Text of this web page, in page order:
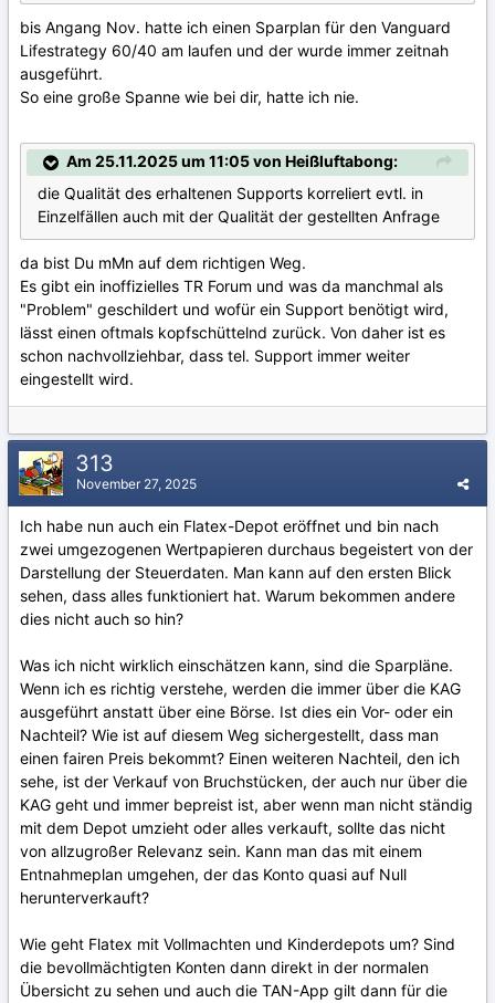
bis Angang Nov. hatte ich einen Sparplan für den Vanguard
Lifestrategy 60/40 am laufen und der wurde immer zeitnah
ausgeführt.
So eine große Spanne wie bei dir, hatte ich nie.
Am 25.11.2025 um 11:05 von Heißluftabong:
die Qualität des erhaltenen Supports korreliert evtl. in
Einzelfällen auch mit der Qualität der gestellten Anfrage
da bist Du mMn auf dem richtigen Weg.
Es gibt ein inoffizielles TR Forum und was da manchmal als
"Problem" geschildert und wofür ein Support benötigt wird,
lässt einen oftmals kopfschüttelnd zurück. Von daher ist es
schon nachvollziehbar, dass tel. Support immer weiter
eingestellt wird.
313
November 27, 2025
Ich habe nun auch ein Flatex-Depot eröffnet und bin nach
zwei umgezogenen Wertpapieren durchaus begeistert von der
Darstellung der Steuerdaten. Man kann auf den ersten Blick
sehen, dass alles funktioniert hat. Warum bekommen andere
dies nicht auch so hin?
Was ich nicht wirklich einschätzen kann, sind die Sparpläne.
Wenn ich es richtig verstehe, werden die immer über die KAG
ausgeführt anstatt über eine Börse. Ist dies ein Vor- oder ein
Nachteil? Wie ist auf diesem Weg sichergestellt, dass man
einen fairen Preis bekommt? Einen weiteren Nachteil, den ich
sehe, ist der Verkauf von Bruchstücken, der auch nur über die
KAG geht und immer bepreist ist, aber wenn man nicht ständig
mit dem Depot umzieht oder alles verkauft, sollte das nicht
von allzugroßer Relevanz sein. Kann man das mit einem
Entnahmeplan umgehen, der das Konto quasi auf Null
herunterverkauft?
Wie geht Flatex mit Vollmachten und Kinderdepots um? Sind
die bevollmächtigten Konten dann direkt in der normalen
Übersicht zu sehen und auch die TAN-App gilt dann für die